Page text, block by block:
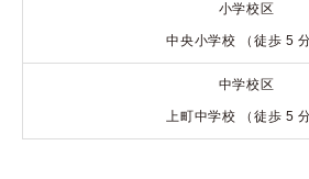
小学校区
中央小学校 （徒歩 5 分
中学校区
上町中学校 （徒歩 5 分